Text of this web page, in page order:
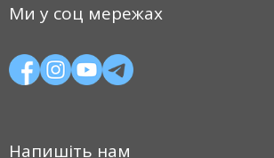
Ми у соц мережах
Напишіть нам